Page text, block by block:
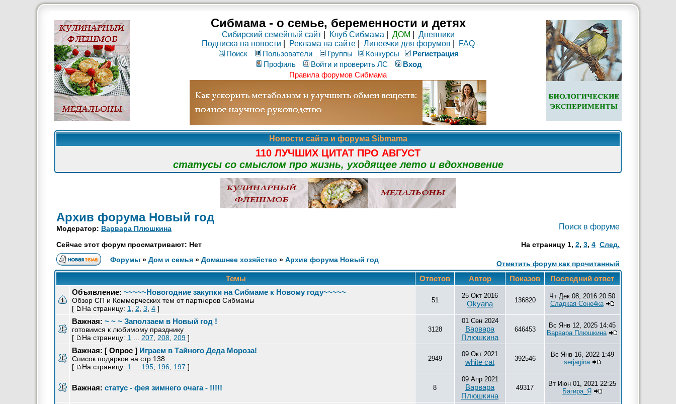
Сибмама - о семье, беременности и детях
Сибирский семейный сайт| Клуб Сибмама ДОМ
Дневники
Подписка на новости
Реклама на сайте| Линеечки для форумов
FAQ
Поиск
Пользователи Группы Конкурсы
Рeгиcтpaция
Профиль
Войти и проверить ЛС
Вход
Правила форумов Сибмама
Новости сайта и форума Sibmama
110 ЛУЧШИХ ЦИТАТ ПРО АВГУСТ
статусы со смыслом про жизнь, уходящее лето и вдохновение
Архив форума Новый год
Модератор: Варвара Плюшкина
Сейчас этот форум просматривают: Нет
Поиск в форуме
На страницу 1, 2, 3, 4 След.
Форумы » Дом и семья » Домашнее хозяйство » Архив форума Новый год Отметить форум как прочитанный
Темы Ответов Автор Показов
Последний ответ
Объявление: ~~~~~Новогодние закупки на Сибмаме к Новому году~~~~~
Обзор СП и Коммерческих тем от партнеров Сибмамы
[
На страницу: 1 2 3 4 ]
51
25 Окт 2016
Okyana 136820
Чт Дек 08, 2016 20:50
Сладкая Соне4ка
Важная: ~ ~ ~ Заползаем в Новый год !
готовимся к любимому празднику
[
На страницу: 1 207 208 209 ]
3128
01 Сен 2024
Варвара
Плюшкина
646453
Вс Янв 12, 2025 14:45
Варвара Плюшкина
Важная: [ Опрос ] Играем в Тайного Деда Мороза!
Список подарков на стр.138
[
На страницу: 1 195 196 197 ]
2949
09 Окт 2021
white cat 392546
Вс Янв 16, 2022 1:49
serjagina
Важная: статус - фея зимнего очага - !!!!! 8
09 Апр 2021
Варвара
Плюшкина
49317
Вт Июн 01, 2021 22:25
Багира_Я